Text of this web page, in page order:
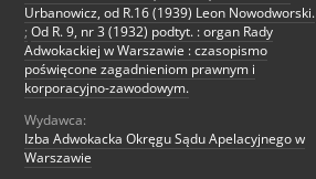
Urbanowicz, od R.16 (1939) Leon Nowodworski.
; Od R. 9, nr 3 (1932) podtyt. : organ Rady
Adwokackiej w Warszawie : czasopismo
poświęcone zagadnieniom prawnym i
korporacyjno-zawodowym.
Wydawca:
Izba Adwokacka Okręgu Sądu Apelacyjnego w
Warszawie